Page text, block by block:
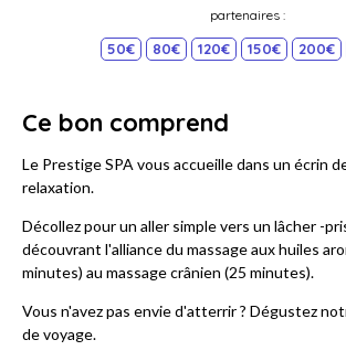
partenaires :
50€ 80€ 120€ 150€ 200€
Ce bon comprend
Le Prestige SPA vous accueille dans un écrin
relaxation.
Décollez pour un aller simple vers un lâcher -
découvrant l'alliance du massage aux huiles
minutes) au massage crânien (25 minutes).
Vous n'avez pas envie d'atterrir ? Dégustez
de voyage.